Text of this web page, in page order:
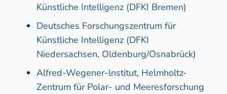
Künstliche Intelligenz (DFKI Bremen)
Deutsches Forschungszentrum für
Künstliche Intelligenz (DFKI
Niedersachsen, Oldenburg/Osnabrück)
Alfred-Wegener-lnstitut, Helmholtz-
Zentrum für Polar- und Meeresforschung